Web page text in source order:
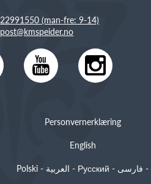
22991550 (man-fre: 9-14)
post@kmspeider.no
Personvernerklæring
English
Polski - العربية - Русский - فارسی -